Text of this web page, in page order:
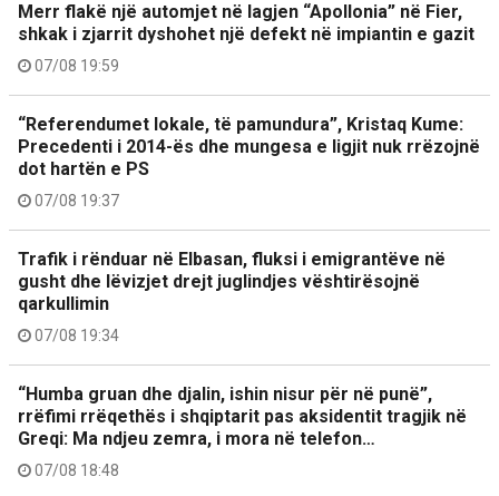
Merr flakë një automjet në lagjen “Apollonia” në Fier,
shkak i zjarrit dyshohet një defekt në impiantin e gazit
07/08 19:59
“Referendumet lokale, të pamundura”, Kristaq Kume:
Precedenti i 2014-ës dhe mungesa e ligjit nuk rrëzojnë
dot hartën e PS
07/08 19:37
Trafik i rënduar në Elbasan, fluksi i emigrantëve në
gusht dhe lëvizjet drejt juglindjes vështirësojnë
qarkullimin
07/08 19:34
“Humba gruan dhe djalin, ishin nisur për në punë”,
rrëfimi rrëqethës i shqiptarit pas aksidentit tragjik në
Greqi: Ma ndjeu zemra, i mora në telefon…
07/08 18:48